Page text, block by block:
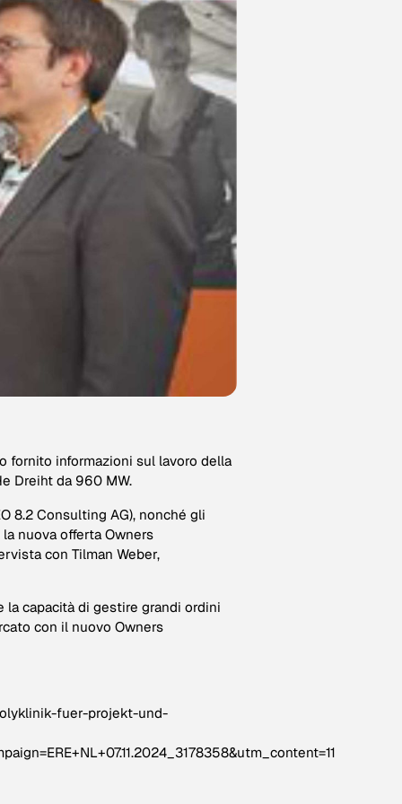
fornito informazioni sul lavoro della
Dreiht da 960 MW.
8.2 Consulting AG), nonché gli
nuova offerta Owners
con Tilman Weber,
capacità di gestire grandi ordini
con il nuovo Owners
fuer-projekt-und-